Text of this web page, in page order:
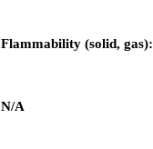
Flammability (solid, gas):
N/A